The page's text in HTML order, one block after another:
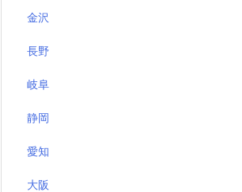
金沢
長野
岐阜
静岡
愛知
大阪